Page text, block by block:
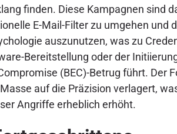
finden. Diese Kampagnen sind
E-Mail-Filter zu umgehen und
auszunutzen, was zu
Bereitstellung oder der
(BEC)-Betrug führt. Der
auf die Präzision verlagert,
Angriffe erheblich erhöht.